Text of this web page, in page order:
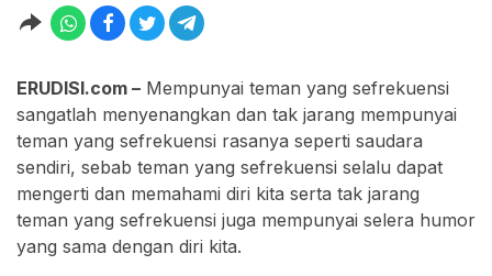
ERUDISI.com – Mempunyai teman yang sefrekuensi
sangatlah menyenangkan dan tak jarang mempunyai
teman yang sefrekuensi rasanya seperti saudara
sendiri, sebab teman yang sefrekuensi selalu dapat
mengerti dan memahami diri kita serta tak jarang
teman yang sefrekuensi juga mempunyai selera humor
yang sama dengan diri kita.